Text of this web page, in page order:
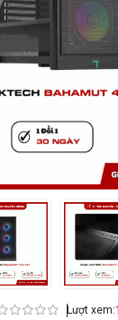
Lượt xem: